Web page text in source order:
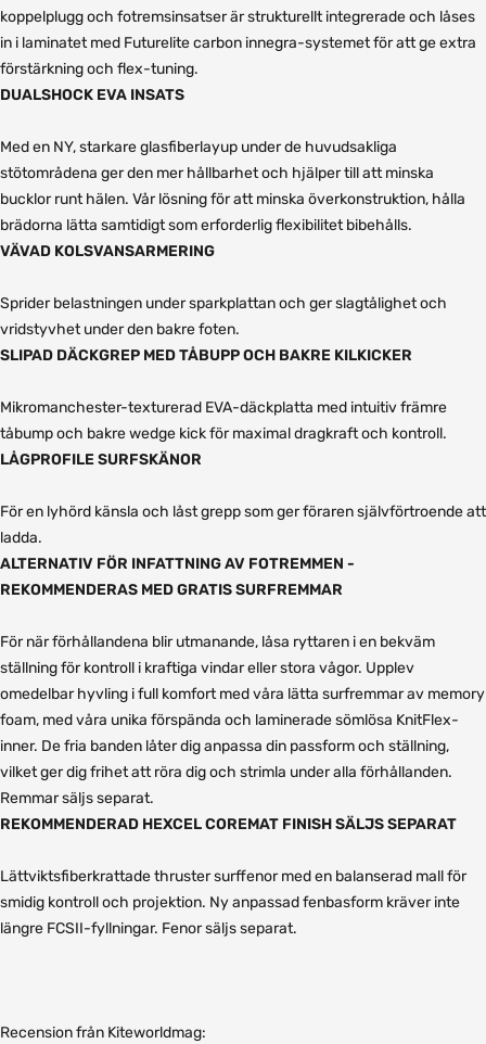
koppelplugg och fotremsinsatser är strukturellt integrerade och låses
in i laminatet med Futurelite carbon innegra-systemet för att ge extra
förstärkning och flex-tuning.
DUALSHOCK EVA INSATS
Med en NY, starkare glasfiberlayup under de huvudsakliga
stötområdena ger den mer hållbarhet och hjälper till att minska
bucklor runt hälen. Vår lösning för att minska överkonstruktion, hålla
brädorna lätta samtidigt som erforderlig flexibilitet bibehålls.
VÄVAD KOLSVANSARMERING
Sprider belastningen under sparkplattan och ger slagtålighet och
vridstyvhet under den bakre foten.
SLIPAD DÄCKGREP MED TÅBUPP OCH BAKRE KILKICKER
Mikromanchester-texturerad EVA-däckplatta med intuitiv främre
tåbump och bakre wedge kick för maximal dragkraft och kontroll.
LÅGPROFILE SURFSKÄNOR
För en lyhörd känsla och låst grepp som ger föraren självförtroende att
ladda.
ALTERNATIV FÖR INFATTNING AV FOTREMMEN -
REKOMMENDERAS MED GRATIS SURFREMMAR
För när förhållandena blir utmanande, låsa ryttaren i en bekväm
ställning för kontroll i kraftiga vindar eller stora vågor. Upplev
omedelbar hyvling i full komfort med våra lätta surfremmar av memory
foam, med våra unika förspända och laminerade sömlösa KnitFlex-
inner. De fria banden låter dig anpassa din passform och ställning,
vilket ger dig frihet att röra dig och strimla under alla förhållanden.
Remmar säljs separat.
REKOMMENDERAD HEXCEL COREMAT FINISH SÄLJS SEPARAT
Lättviktsfiberkrattade thruster surffenor med en balanserad mall för
smidig kontroll och projektion. Ny anpassad fenbasform kräver inte
längre FCSII-fyllningar. Fenor säljs separat.
Recension från Kiteworldmag: